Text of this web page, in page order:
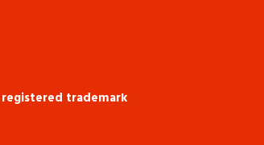
registered trademark